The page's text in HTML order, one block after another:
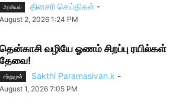
அரசியல் தினசரி செய்திகள் -
August 2, 2026 1:24 PM
தென்காசி வழியே ஓணம் சிறப்பு ரயில்கள்
தேவை!
சற்றுமுன் Sakthi Paramasivan.k -
August 1, 2026 7:05 PM